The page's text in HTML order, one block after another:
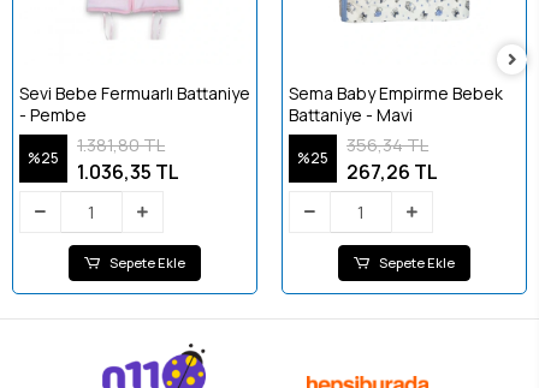
Sevi Bebe Fermuarlı Battaniye
- Pembe
%25
1.381,80 TL
1.036,35 TL
Sepete Ekle
Sema Baby Empirme Bebek
Battaniye - Mavi
%25
356,34 TL
267,26 TL
Sepete Ekle